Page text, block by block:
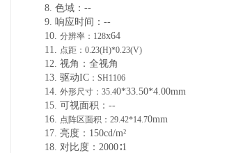
8. 色域： --
9. 响应时间： --
10. 分辨率： 128x64
11.
点距： 0.23(H)*0.23(V)
12. 视角： 全视角
13. 驱动IC ： SH1106
14. 外形尺寸： 35.40*33.50*4.00mm
15. 可视面积： --
16.
点阵区面积： 29.42*14.70mm
17. 亮度： 150cd/m²
18. 对比度： 2000 ∶1